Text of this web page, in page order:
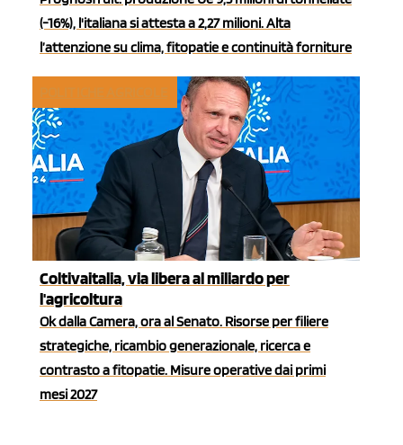
(-16%), l'italiana si attesta a 2,27 milioni. Alta
l’attenzione su clima, fitopatie e continuità forniture
Coltivaitalia, via libera al miliardo per
l'agricoltura
Ok dalla Camera, ora al Senato. Risorse per filiere
strategiche, ricambio generazionale, ricerca e
contrasto a fitopatie. Misure operative dai primi
mesi 2027